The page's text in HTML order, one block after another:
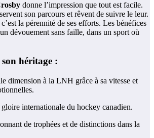
donne l’impression que tout est facile.
son parcours et rêvent de suivre le leur.
la pérennité de ses efforts. Les bénéfices
dévouement sans faille, dans un sport où
héritage :
dimension à la LNH grâce à sa vitesse et
internationale du hockey canadien.
de trophées et de distinctions dans la